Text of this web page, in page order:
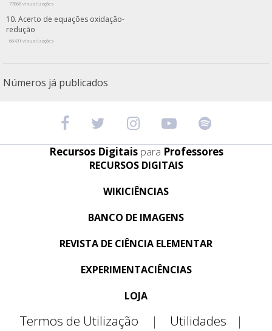
77868 visualizações
Acerto de equações oxidação-
redução
66431 visualizações
Números já publicados
Recursos Digitais para Professores
RECURSOS DIGITAIS
WIKICIÊNCIAS
BANCO DE IMAGENS
REVISTA DE CIÊNCIA ELEMENTAR
EXPERIMENTACIÊNCIAS
LOJA
Termos de Utilização | Utilidades
|